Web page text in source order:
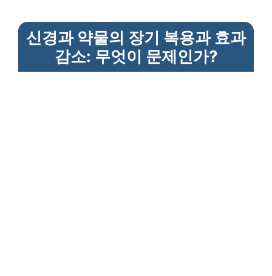
신경과 약물의 장기 복용과 효과
감소: 무엇이 문제인가?